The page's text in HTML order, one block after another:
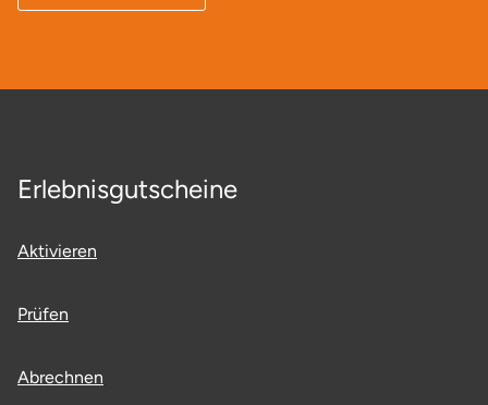
Erlebnisgutscheine
Aktivieren
Prüfen
Abrechnen
Neumünster
Nordwestmecklenburg
Nürnberg
Oberhavel
Odenwald